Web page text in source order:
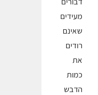
מעידים
שאינם
רודים
את
כמות
הדבש